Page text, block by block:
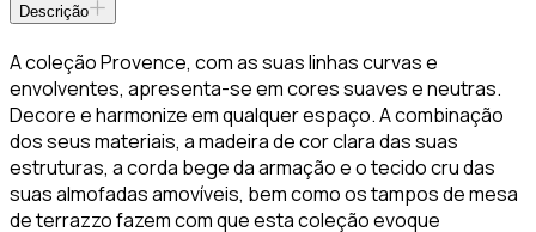
Descrição
A coleção Provence, com as suas linhas curvas e
envolventes, apresenta-se em cores suaves e neutras.
Decore e harmonize em qualquer espaço. A combinação
dos seus materiais, a madeira de cor clara das suas
estruturas, a corda bege da armação e o tecido cru das
suas almofadas amovíveis, bem como os tampos de mesa
de terrazzo fazem com que esta coleção evoque